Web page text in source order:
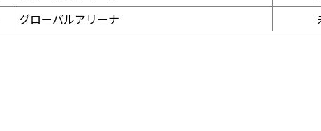
グローバルアリーナ